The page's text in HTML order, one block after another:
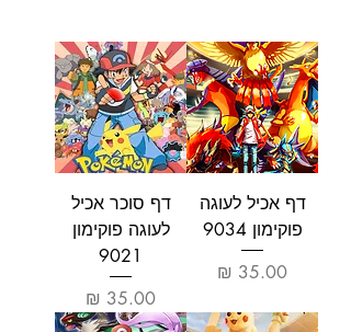
דף אכיל לעוגה
פוקימון 9034
מחיר
דף סוכר אכיל
לעוגה פוקימון
9021
מחיר